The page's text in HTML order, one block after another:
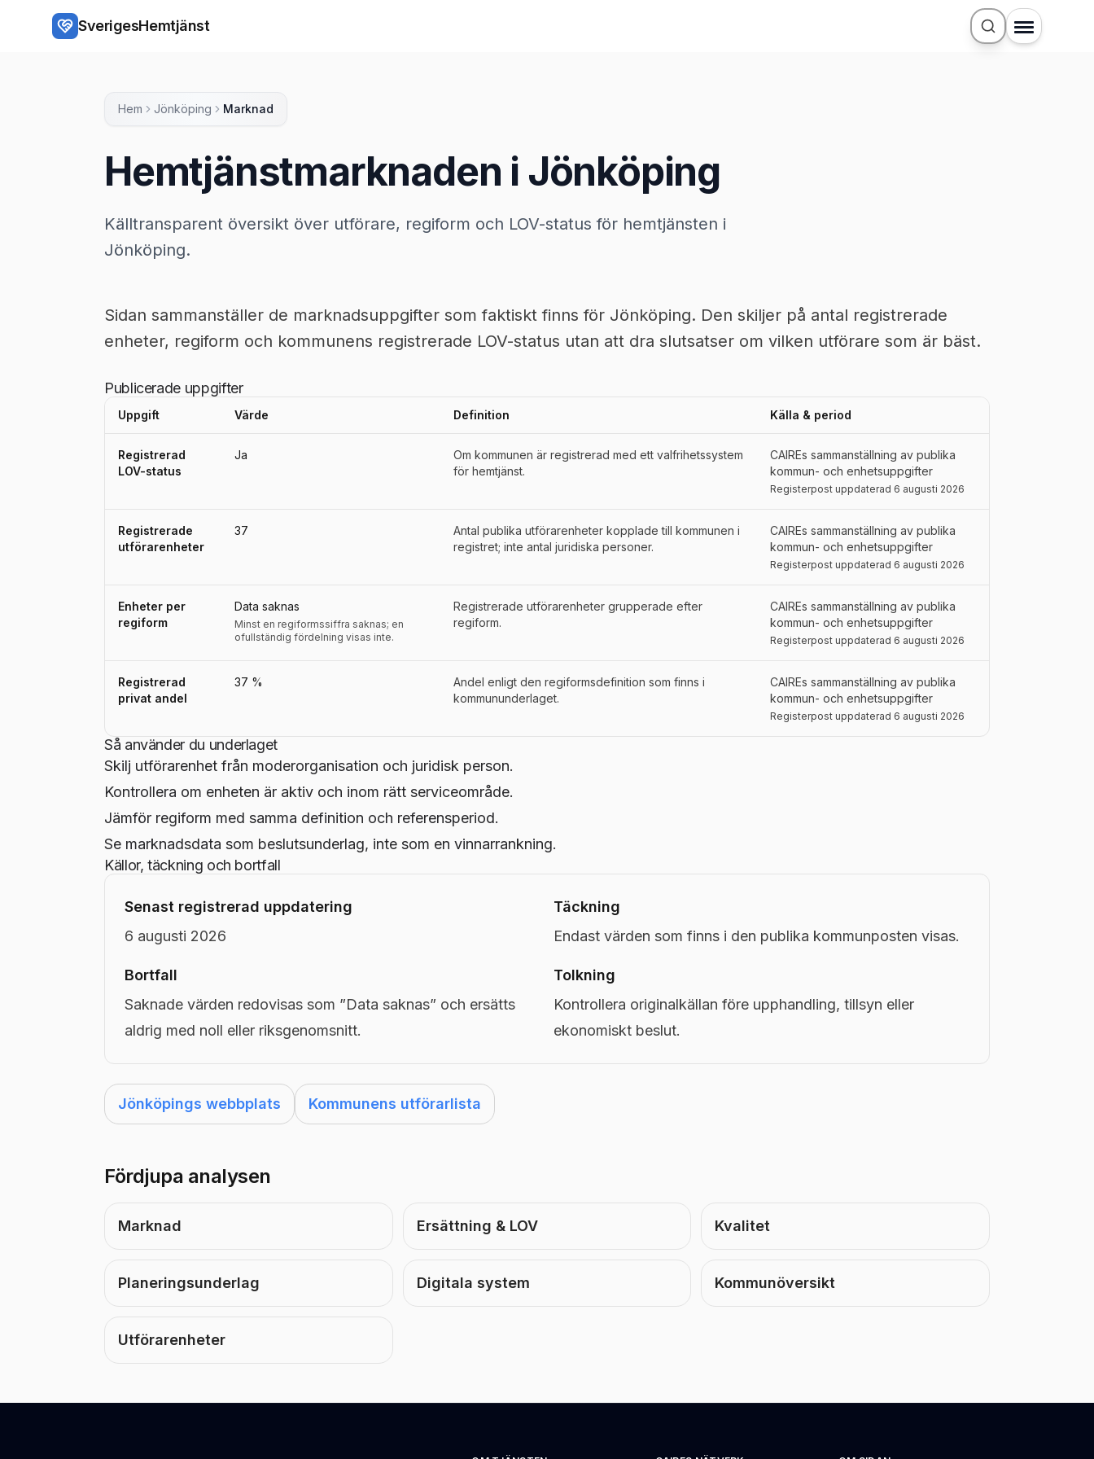
Hoppa till huvudinnehåll
SverigesHemtjänst
Hem Jönköping Marknad
Hemtjänstmarknaden i Jönköping
Källtransparent översikt över utförare, regiform och LOV-status för hemtjänsten i
Jönköping.
Sidan sammanställer de marknadsuppgifter som faktiskt finns för Jönköping. Den skiljer på antal registrerade
enheter, regiform och kommunens registrerade LOV-status utan att dra slutsatser om vilken utförare som är bäst.
Publicerade uppgifter
Uppgift Värde Definition Källa & period
Registrerad
LOV-status
Ja
Om kommunen är registrerad med ett valfrihetssystem
för hemtjänst.
CAIREs sammanställning av publika
kommun- och enhetsuppgifter
Registerpost uppdaterad 6 augusti 2026
Registrerade
utförarenheter
37
Antal publika utförarenheter kopplade till kommunen i
registret; inte antal juridiska personer.
CAIREs sammanställning av publika
kommun- och enhetsuppgifter
Registerpost uppdaterad 6 augusti 2026
Enheter per
regiform
Data saknas
Minst en regiformssiffra saknas; en
ofullständig fördelning visas inte.
Registrerade utförarenheter grupperade efter
regiform.
CAIREs sammanställning av publika
kommun- och enhetsuppgifter
Registerpost uppdaterad 6 augusti 2026
Registrerad
privat andel
37 %
Andel enligt den regiformsdefinition som finns i
kommununderlaget.
CAIREs sammanställning av publika
kommun- och enhetsuppgifter
Registerpost uppdaterad 6 augusti 2026
Så använder du underlaget
Skilj utförarenhet från moderorganisation och juridisk person.
Kontrollera om enheten är aktiv och inom rätt serviceområde.
Jämför regiform med samma definition och referensperiod.
Se marknadsdata som beslutsunderlag, inte som en vinnarrankning.
Källor, täckning och bortfall
Senast registrerad uppdatering
6 augusti 2026
Täckning
Endast värden som finns i den publika kommunposten visas.
Bortfall
Saknade värden redovisas som ”Data saknas” och ersätts
aldrig med noll eller riksgenomsnitt.
Tolkning
Kontrollera originalkällan före upphandling, tillsyn eller
ekonomiskt beslut.
Jönköpings webbplats Kommunens utförarlista
Fördjupa analysen
Marknad Ersättning & LOV Kvalitet
Planeringsunderlag Digitala system Kommunöversikt
Utförarenheter